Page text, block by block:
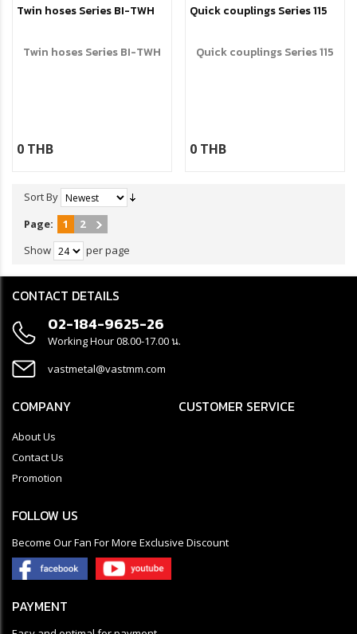
Twin hoses Series BI-TWH
Twin hoses Series BI-TWH
0 THB
Quick couplings Series 115
Quick couplings Series 115
0 THB
Sort By
Page:
1
2
Show
per page
CONTACT DETAILS
02-184-9625-26
Working Hour 08.00-17.00 น.
vastmetal@vastmm.com
COMPANY
About Us
Contact Us
Promotion
CUSTOMER SERVICE
FOLLOW US
Become Our Fan For More Exclusive Discount
PAYMENT